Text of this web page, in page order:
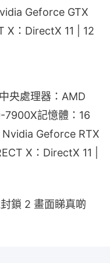
Geforce GTX
X：DirectX 11 | 12
央處理器：AMD
記憶體：16
Geforce RTX
X：DirectX 11 |
鎖 2 畫面睇真啲